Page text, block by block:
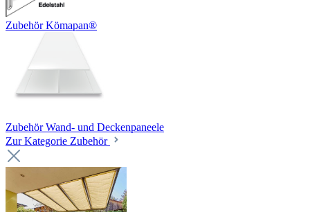
Zubehör Kömapan®
Zubehör Wand- und Deckenpaneele
Zur Kategorie Zubehör